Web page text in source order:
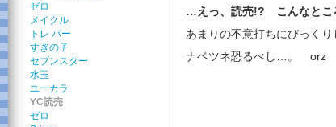
ゼロ
メイクル
トレ パー
すぎの子
セブンスター
水玉
ユーカラ
YC読売
ゼロ
…えっ、読売!? こんなとこ
あまりの不意打ちにびっく
ナベツネ恐るべし…。 orz